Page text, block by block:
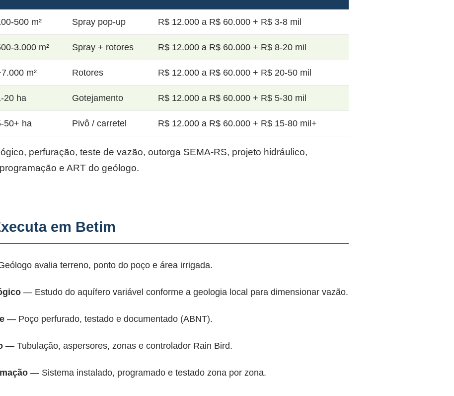
500 m² Spray pop-up R$ 12.000 a R$ 60.000 + R$ 3-8 mil
3.000 m² Spray + rotores R$ 12.000 a R$ 60.000 + R$ 8-20 mil
m² Rotores R$ 12.000 a R$ 60.000 + R$ 20-50 mil
20 ha Gotejamento R$ 12.000 a R$ 60.000 + R$ 5-30 mil
50+ ha Pivô / carretel R$ 12.000 a R$ 60.000 + R$ 15-80 mil+
perfuração, teste de vazão, outorga SEMA-RS, projeto hidráulico,
e ART do geólogo.
em Betim
avalia terreno, ponto do poço e área irrigada.
— Estudo do aquífero variável conforme a geologia local para dimensionar vazão.
— Poço perfurado, testado e documentado (ABNT).
— Tubulação, aspersores, zonas e controlador Rain Bird.
— Sistema instalado, programado e testado zona por zona.